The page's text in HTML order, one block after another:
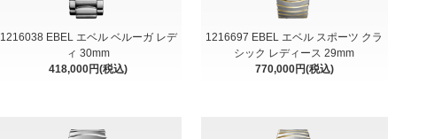
1216038 EBEL エベル ベルーガ レデ
ィ 30mm
418,000円(税込)
1216697 EBEL エベル スポーツ クラ
シック レディース 29mm
770,000円(税込)